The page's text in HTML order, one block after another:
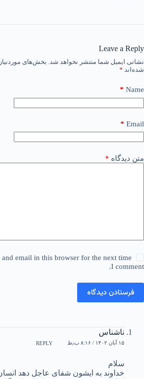
Leave a Reply
نشانی ایمیل شما منتشر نخواهد شد. بخش‌های
شده‌اند *
Name
*
Email
*
متن دیدگاه *
and email in this browser for the next time
I comment.
فرستادن دیدگاه
ناشناس
۱۵ آبان ۱۴۰۲ / ۸:۱۶ ب٫ظ REPLY
سلام
خداوند به ایشون شفای عاجل دهد